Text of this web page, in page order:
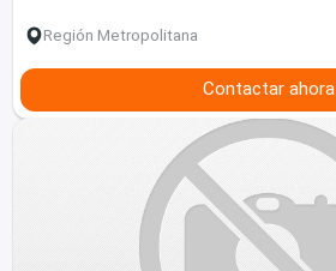
Región Metropolitana
Contactar ahora